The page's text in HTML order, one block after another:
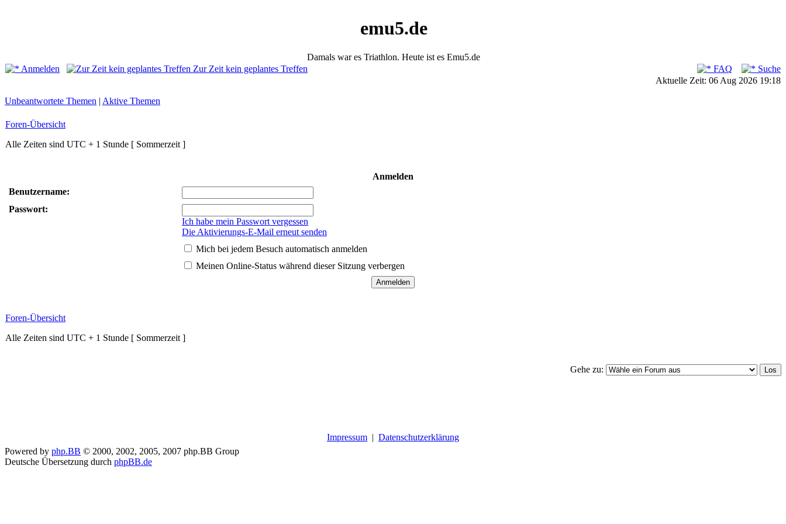
emu5.de
Damals war es Triathlon. Heute ist es Emu5.de
Anmelden
Zur Zeit kein geplantes Treffen FAQ
Suche
Aktuelle Zeit: 06 Aug 2026 19:18
Unbeantwortete Themen | Aktive Themen
Foren-Übersicht
Alle Zeiten sind UTC + 1 Stunde [ Sommerzeit ]
Anmelden
Benutzername:
Passwort:
Ich habe mein Passwort vergessen
Die Aktivierungs-E-Mail erneut senden
Mich bei jedem Besuch automatisch anmelden
Meinen Online-Status während dieser Sitzung verbergen
Foren-Übersicht
Alle Zeiten sind UTC + 1 Stunde [ Sommerzeit ]
Gehe zu:
Impressum | Datenschutzerklärung
Powered by php.BB © 2000, 2002, 2005, 2007 php.BB Group
Deutsche Übersetzung durch phpBB.de